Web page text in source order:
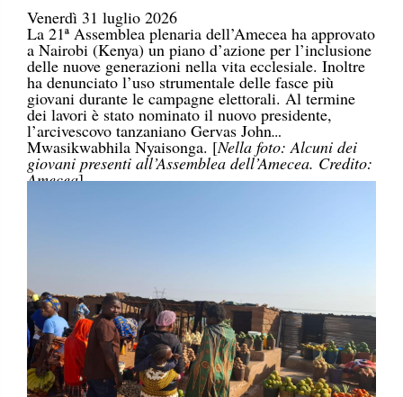
Venerdì 31 luglio 2026
La 21ª Assemblea plenaria dell’Amecea ha approvato
a Nairobi (Kenya) un piano d’azione per l’inclusione
delle nuove generazioni nella vita ecclesiale. Inoltre
ha denunciato l’uso strumentale delle fasce più
giovani durante le campagne elettorali. Al termine
dei lavori è stato nominato il nuovo presidente,
l’arcivescovo tanzaniano Gervas John
Mwasikwabhila Nyaisonga. [Nella foto: Alcuni dei
giovani presenti all’Assemblea dell’Amecea. Credito:
Amecea]